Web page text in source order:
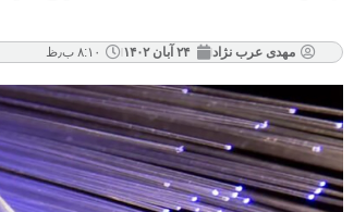
مهدی عرب نژاد ۲۴ آبان ۱۴۰۲ ۸:۱۰ ب٫ظ